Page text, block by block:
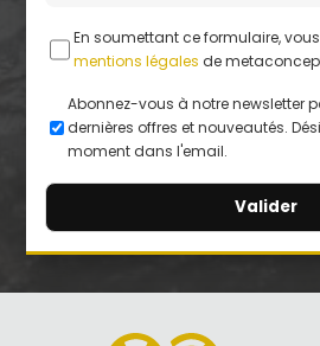
En soumettant ce formulaire,
mentions légales de
Abonnez-vous à notre newsletter
dernières offres et nouveautés.
moment dans l'email.
t